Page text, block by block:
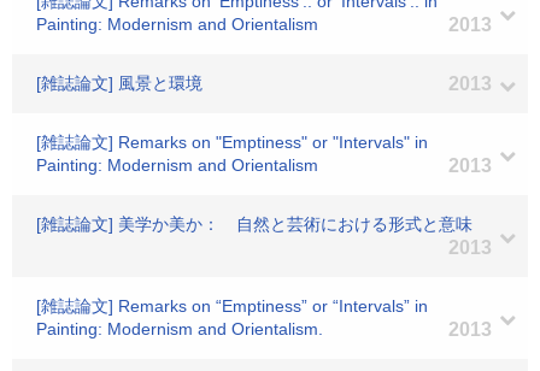
Painting: Modernism and Orientalism
2013
[雑誌論文] 風景と環境 2013
[雑誌論文] Remarks on "Emptiness" or "Intervals" in
Painting: Modernism and Orientalism
2013
[雑誌論文] 美学か美か： 自然と芸術における形式と意味
2013
[雑誌論文] Remarks on “Emptiness” or “Intervals” in
Painting: Modernism and Orientalism.
2013